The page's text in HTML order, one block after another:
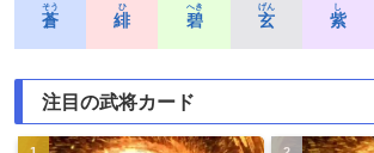
蒼
そう
緋
ひ
碧
へき
玄
げん
紫
し
注目の武将カード